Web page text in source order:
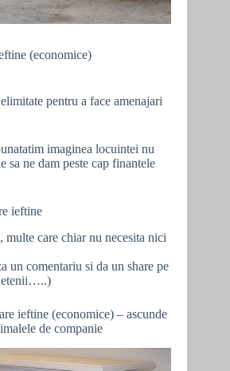
(economice)
pentru a face amenajari
imaginea locuintei nu
sa ne dam peste cap finantele
ieftine
multe care chiar nu necesita nici
un comentariu si da un share pe
ieftine (economice) – ascunde
de companie